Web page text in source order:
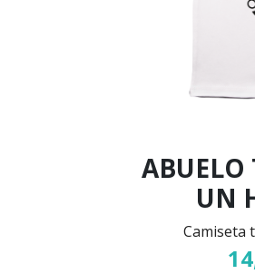
ABUELO
UN
Camiseta